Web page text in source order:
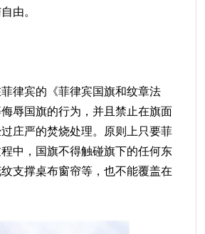
由。
律宾的《菲律宾国旗和纹章法
辱国旗的行为，并且禁止在旗面
庄严的焚烧处理。原则上只要菲
中，国旗不得触碰旗下的任何东
支撑桌布窗帘等，也不能覆盖在